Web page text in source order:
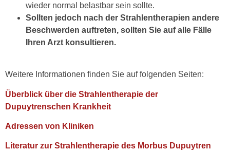
wieder normal belastbar sein sollte.
Sollten jedoch nach der Strahlentherapien andere
Beschwerden auftreten, sollten Sie auf alle Fälle
Ihren Arzt konsultieren.
Weitere Informationen finden Sie auf folgenden Seiten:
Überblick über die Strahlentherapie der
Dupuytrenschen Krankheit
Adressen von Kliniken
Literatur zur Strahlentherapie des Morbus Dupuytren